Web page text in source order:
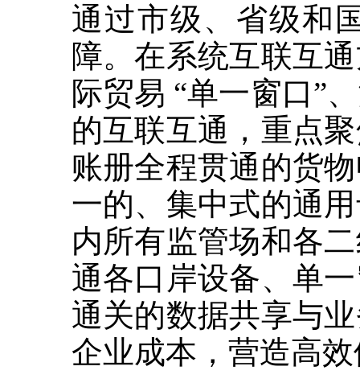
通过市级、省级和
障。在系统互联互
际贸易 “单一窗口”
的互联互通，重点
账册全程贯通的货
一的、集中式的通
内所有监管场和各
通各口岸设备、单
通关的数据共享与
企业成本，营造高